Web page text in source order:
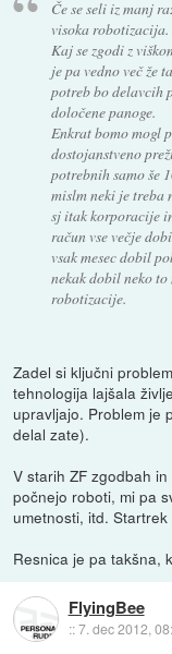
Če se seli iz manj
visoka
Kaj se zgodi z
je pa vedno več že
potreb bo delavcih
določene panoge.
Enkrat bomo mogl
dostojanstveno
potrebnih samo še
mislm neki je treba
sj itak korporacije
račun vse večje
vsak mesec dobil
nekak dobil neko
robotizacije.
Zadel si ključni
tehnologija lajšala
upravljajo. Problem je
delal zate).
V starih ZF zgodbah
počnejo roboti, mi pa
umetnosti, itd.
Resnica je pa takšna,
FlyingBee
::7. dec 2012,